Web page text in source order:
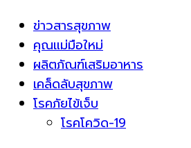
ข่าวสารสุขภาพ
คุณแม่มือใหม่
ผลิตภัณฑ์เสริมอาหาร
เคล็ดลับสุขภาพ
โรคภัยไข้เจ็บ
โรคโควิด-19